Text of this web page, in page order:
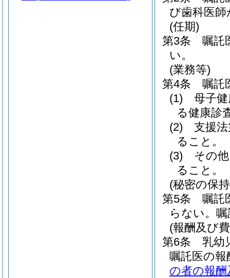
び歯科医
(任期)
第3条
嘱託
い。
(業務等)
第4条
嘱託
(1)
母子
る健康診
(2)
支援
ること。
(3)
その
ること。
(秘密の保
第5条
嘱託
らない。
(報酬及び
第6条
乳幼
嘱託医の報
の者の報